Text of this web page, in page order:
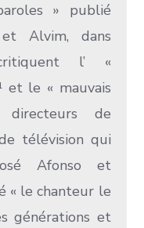
» publié
Alvim, dans
l’ «
et le « mauvais
de
télévision qui
Afonso et
« le chanteur le
générations et